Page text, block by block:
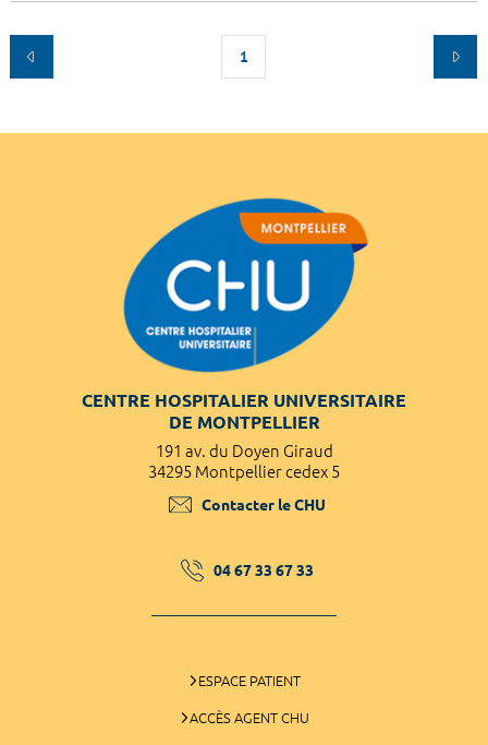
1
CENTRE HOSPITALIER UNIVERSITAIRE
DE MONTPELLIER
191 av. du Doyen Giraud
34295 Montpellier cedex 5
Contacter le CHU
04 67 33 67 33
ESPACE PATIENT
ACCÈS AGENT CHU